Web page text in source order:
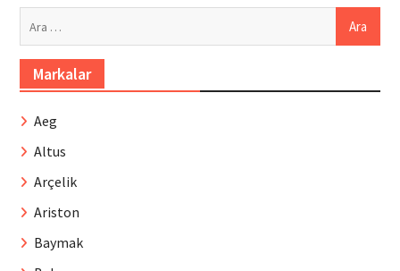
Markalar
Aeg
Altus
Arçelik
Ariston
Baymak